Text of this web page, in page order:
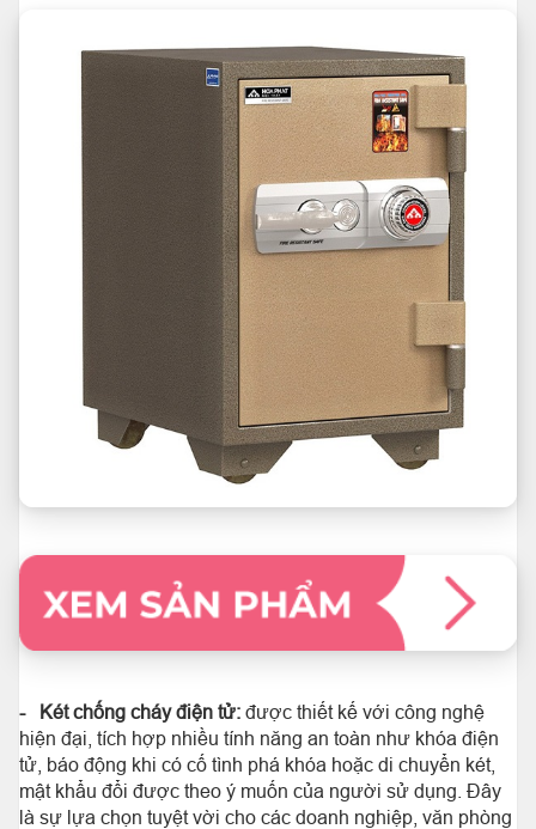
- Két chống cháy điện tử: được thiết kế với công nghệ
hiện đại, tích hợp nhiều tính năng an toàn như khóa điện
tử, báo động khi có cố tình phá khóa hoặc di chuyển két,
mật khẩu đổi được theo ý muốn của người sử dụng. Đây
là sự lựa chọn tuyệt vời cho các doanh nghiệp, văn phòng